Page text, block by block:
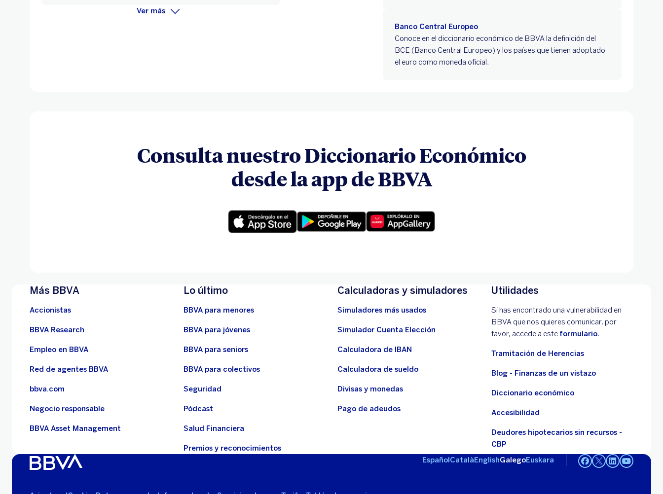
Ver más
Banco Central Europeo
Conoce en el diccionario económico de BBVA la definición del
BCE (Banco Central Europeo) y los países que tienen adoptado
el euro como moneda oficial.
Consulta nuestro Diccionario Económico
desde la app de BBVA
Más BBVA
Accionistas
BBVA Research
Empleo en BBVA
Red de agentes BBVA
bbva.com
Negocio responsable
BBVA Asset Management
Lo último
BBVA para menores
BBVA para jóvenes
BBVA para seniors
BBVA para colectivos
Seguridad
Pódcast
Salud Financiera
Premios y reconocimientos
Calculadoras y simuladores
Simuladores más usados
Simulador Cuenta Elección
Calculadora de IBAN
Calculadora de sueldo
Divisas y monedas
Pago de adeudos
Utilidades
Si has encontrado una vulnerabilidad en
BBVA que nos quieres comunicar, por
favor, accede a este formulario.
Tramitación de Herencias
Blog - Finanzas de un vistazo
Diccionario económico
Accesibilidad
Deudores hipotecarios sin recursos -
CBP
EspañolCatalàEnglishGalegoEuskara